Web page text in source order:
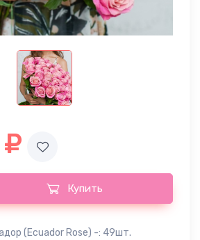
Купить
(Ecuador Rose) -: 49шт.